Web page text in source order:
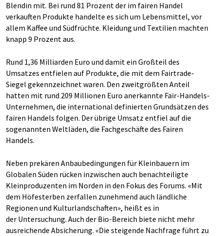
Blendin mit. Bei rund 81 Prozent der im fairen Handel
verkauften Produkte handelte es sich um Lebensmittel, vor
allem Kaffee und Südfrüchte. Kleidung und Textilien machten
knapp 9 Prozent aus.
Rund 1,36 Milliarden Euro und damit ein Großteil des
Umsatzes entfielen auf Produkte, die mit dem Fairtrade-
Siegel gekennzeichnet waren. Den zweitgrößten Anteil
hatten mit rund 209 Millionen Euro anerkannte Fair-Handels-
Unternehmen, die international definierten Grundsätzen des
fairen Handels folgen. Der übrige Umsatz entfiel auf die
sogenannten Weltläden, die Fachgeschäfte des Fairen
Handels.
Neben prekären Anbaubedingungen für Kleinbauern im
Globalen Süden rücken inzwischen auch benachteiligte
Kleinproduzenten im Norden in den Fokus des Forums. «Mit
dem Höfesterben zerfallen zunehmend auch ländliche
Regionen und Kulturlandschaften», heißt es in
der Untersuchung. Auch der Bio-Bereich biete nicht mehr
ausreichende Absicherung. «Die steigende Nachfrage führt zu